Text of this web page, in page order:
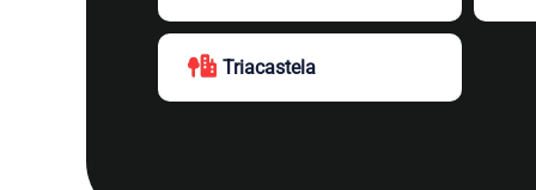
Triacastela